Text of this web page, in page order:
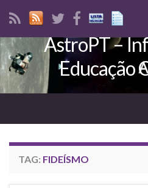
Search for:
AstroPT –
Educação
TAG: FIDEÍSMO